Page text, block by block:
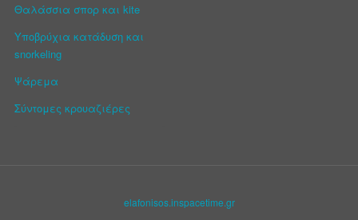
Θαλάσσια σπορ και kite
Υποβρύχια κατάδυση και
snorkeling
Ψάρεμα
Σύντομες κρουαζιέρες
elafonisos.inspacetime.gr